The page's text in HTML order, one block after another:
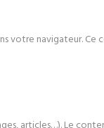
navigateur.
articles…). Le